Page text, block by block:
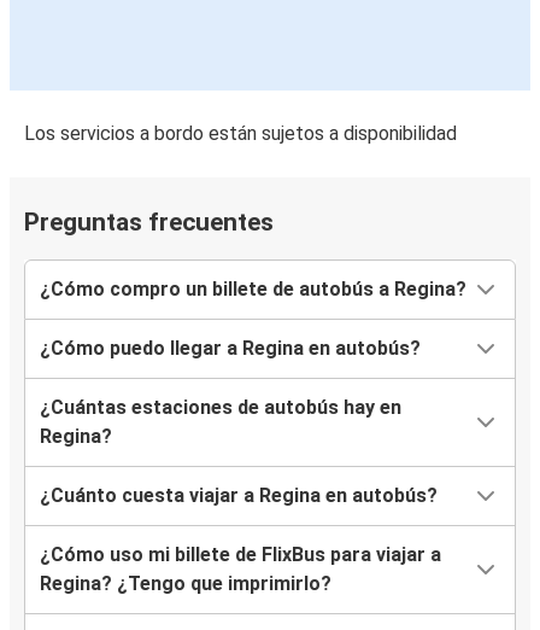
Los servicios a bordo están sujetos a disponibilidad
Preguntas frecuentes
¿Cómo compro un billete de autobús a Regina?
¿Cómo puedo llegar a Regina en autobús?
¿Cuántas estaciones de autobús hay en
Regina?
¿Cuánto cuesta viajar a Regina en autobús?
¿Cómo uso mi billete de FlixBus para viajar a
Regina? ¿Tengo que imprimirlo?